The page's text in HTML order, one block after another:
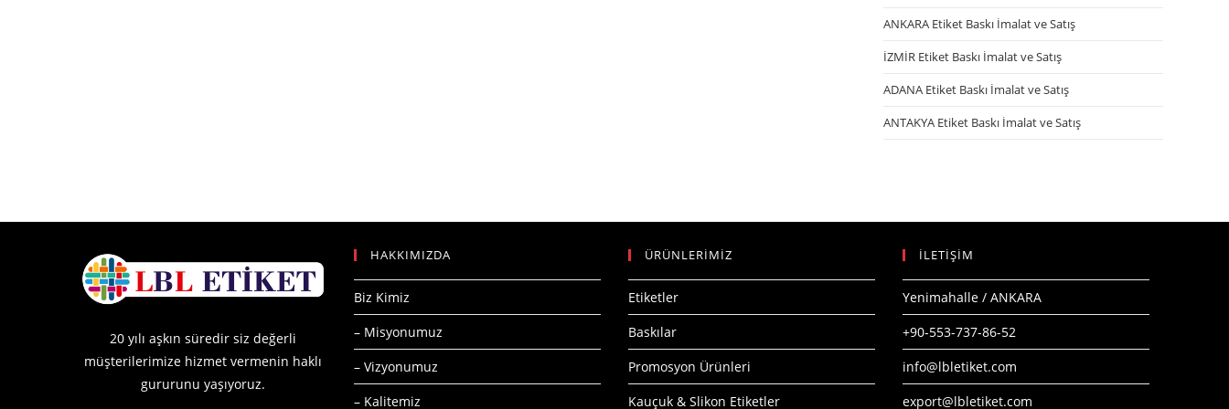
ANKARA Etiket Baskı İmalat ve Satış
İZMİR Etiket Baskı İmalat ve Satış
ADANA Etiket Baskı İmalat ve Satış
ANTAKYA Etiket Baskı İmalat ve Satış
20 yılı aşkın süredir siz değerli
müşterilerimize hizmet vermenin haklı
gururunu yaşıyoruz.
HAKKIMIZDA
Biz Kimiz
– Misyonumuz
– Vizyonumuz
– Kalitemiz
ÜRÜNLERİMİZ
Etiketler
Baskılar
Promosyon Ürünleri
Kauçuk & Slikon Etiketler
İLETİŞİM
Yenimahalle / ANKARA
+90-553-737-86-52
info@lbletiket.com
export@lbletiket.com